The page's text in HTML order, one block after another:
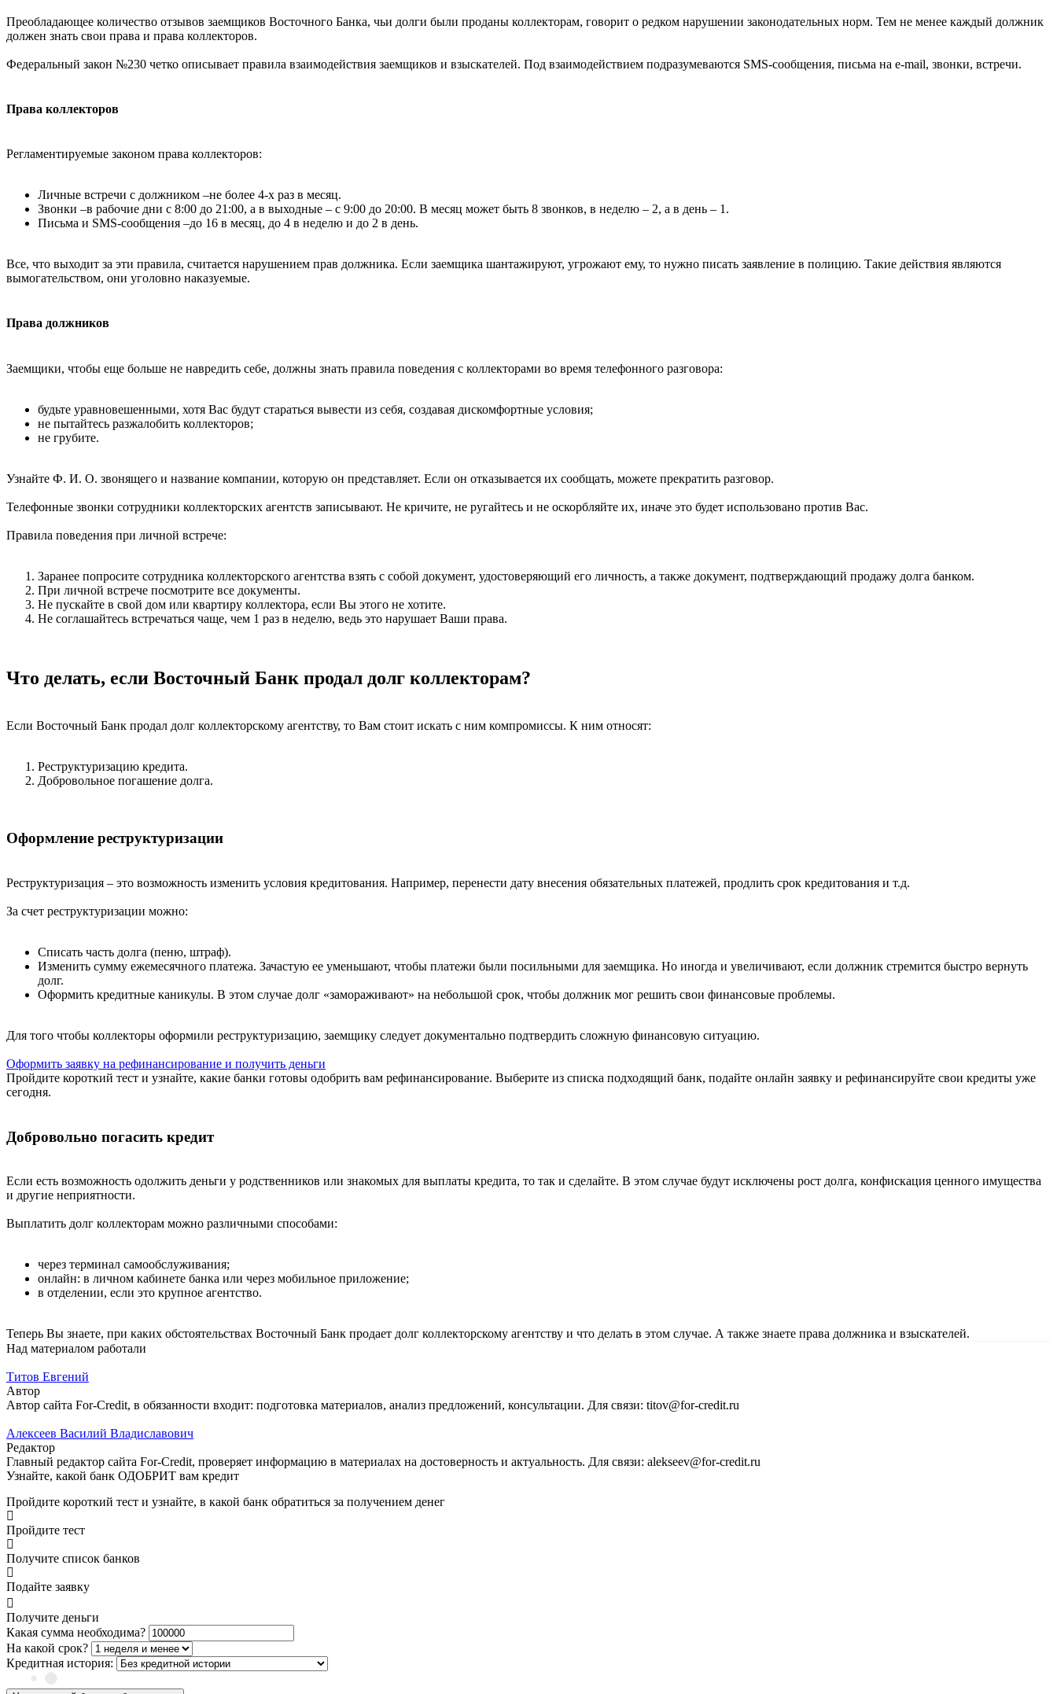
Преобладающее количество отзывов заемщиков Восточного Банка, чьи долги были проданы коллекторам, говорит о редком нарушении законодательных норм. Тем не менее каждый должник
должен знать свои права и права коллекторов.
Федеральный закон №230 четко описывает правила взаимодействия заемщиков и взыскателей. Под взаимодействием подразумеваются SMS-сообщения, письма на e-mail, звонки, встречи.
Права коллекторов
Регламентируемые законом права коллекторов:
Личные встречи с должником –не более 4-х раз в месяц.
Звонки –в рабочие дни с 8:00 до 21:00, а в выходные – с 9:00 до 20:00. В месяц может быть 8 звонков, в неделю – 2, а в день – 1.
Письма и SMS-сообщения –до 16 в месяц, до 4 в неделю и до 2 в день.
Все, что выходит за эти правила, считается нарушением прав должника. Если заемщика шантажируют, угрожают ему, то нужно писать заявление в полицию. Такие действия являются
вымогательством, они уголовно наказуемые.
Права должников
Заемщики, чтобы еще больше не навредить себе, должны знать правила поведения с коллекторами во время телефонного разговора:
будьте уравновешенными, хотя Вас будут стараться вывести из себя, создавая дискомфортные условия;
не пытайтесь разжалобить коллекторов;
не грубите.
Узнайте Ф. И. О. звонящего и название компании, которую он представляет. Если он отказывается их сообщать, можете прекратить разговор.
Телефонные звонки сотрудники коллекторских агентств записывают. Не кричите, не ругайтесь и не оскорбляйте их, иначе это будет использовано против Вас.
Правила поведения при личной встрече:
Заранее попросите сотрудника коллекторского агентства взять с собой документ, удостоверяющий его личность, а также документ, подтверждающий продажу долга банком.
При личной встрече посмотрите все документы.
Не пускайте в свой дом или квартиру коллектора, если Вы этого не хотите.
Не соглашайтесь встречаться чаще, чем 1 раз в неделю, ведь это нарушает Ваши права.
Что делать, если Восточный Банк продал долг коллекторам?
Если Восточный Банк продал долг коллекторскому агентству, то Вам стоит искать с ним компромиссы. К ним относят:
Реструктуризацию кредита.
Добровольное погашение долга.
Оформление реструктуризации
Реструктуризация – это возможность изменить условия кредитования. Например, перенести дату внесения обязательных платежей, продлить срок кредитования и т.д.
За счет реструктуризации можно:
Списать часть долга (пеню, штраф).
Изменить сумму ежемесячного платежа. Зачастую ее уменьшают, чтобы платежи были посильными для заемщика. Но иногда и увеличивают, если должник стремится быстро вернуть
долг.
Оформить кредитные каникулы. В этом случае долг «замораживают» на небольшой срок, чтобы должник мог решить свои финансовые проблемы.
Для того чтобы коллекторы оформили реструктуризацию, заемщику следует документально подтвердить сложную финансовую ситуацию.
Оформить заявку на рефинансирование и получить деньги
Пройдите короткий тест и узнайте, какие банки готовы одобрить вам рефинансирование. Выберите из списка подходящий банк, подайте онлайн заявку и рефинансируйте свои кредиты уже
сегодня.
Добровольно погасить кредит
Если есть возможность одолжить деньги у родственников или знакомых для выплаты кредита, то так и сделайте. В этом случае будут исключены рост долга, конфискация ценного имущества
и другие неприятности.
Выплатить долг коллекторам можно различными способами:
через терминал самообслуживания;
онлайн: в личном кабинете банка или через мобильное приложение;
в отделении, если это крупное агентство.
Теперь Вы знаете, при каких обстоятельствах Восточный Банк продает долг коллекторскому агентству и что делать в этом случае. А также знаете права должника и взыскателей.
Над материалом работали
Титов Евгений
Автор
Автор сайта For-Credit, в обязанности входит: подготовка материалов, анализ предложений, консультации. Для связи: titov@for-credit.ru
Алексеев Василий Владиславович
Редактор
Главный редактор сайта For-Credit, проверяет информацию в материалах на достоверность и актуальность. Для связи: alekseev@for-credit.ru
Узнайте, какой банк ОДОБРИТ вам кредит
Пройдите короткий тест и узнайте, в какой банк обратиться за получением денег
Пройдите тест
Получите список банков
Подайте заявку
Получите деньги
Какая сумма необходима?
На какой срок?
Кредитная история: